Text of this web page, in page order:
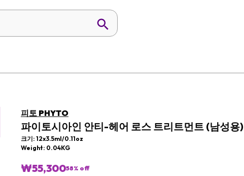
피토 PHYTO
파이토시아인 안티-헤어 로스 트리트먼트 (남성용)
크기: 12x3.5ml/0.11oz
Weight: 0.04KG
₩55,30058% off